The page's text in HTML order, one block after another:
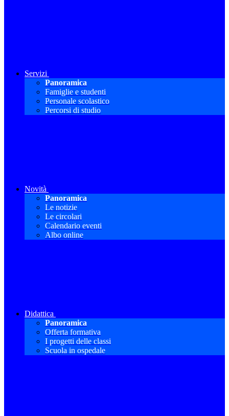
Servizi
Panoramica
Famiglie e studenti
Personale scolastico
Percorsi di studio
Novità
Panoramica
Le notizie
Le circolari
Calendario eventi
Albo online
Didattica
Panoramica
Offerta formativa
I progetti delle classi
Scuola in ospedale